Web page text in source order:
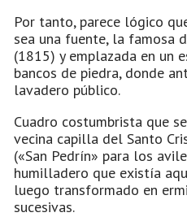
Por tanto, parece lógico
sea una fuente, la famosa
(1815) y emplazada en un
bancos de piedra, donde
lavadero público.
Cuadro costumbrista que
vecina capilla del Santo
(«San Pedrín» para los
humilladero que existía
luego transformado en
sucesivas.